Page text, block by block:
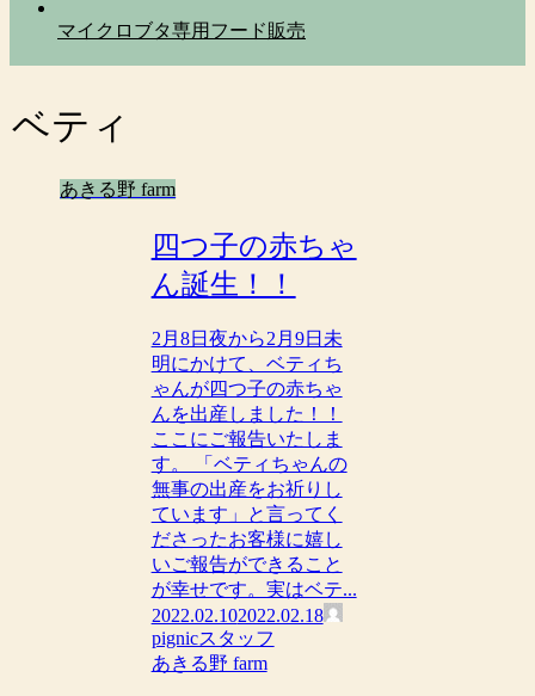
マイクロブタ専用フード販売
ベティ
あきる野 farm
四つ子の赤ちゃ
ん誕生！！
2月8日夜から2月9日未
明にかけて、ベティち
ゃんが四つ子の赤ちゃ
んを出産しました！！
ここにご報告いたしま
す。 「ベティちゃんの
無事の出産をお祈りし
ています」と言ってく
ださったお客様に嬉し
いご報告ができること
が幸せです。実はベテ...
2022.02.102022.02.18
pignicスタッフ
あきる野 farm